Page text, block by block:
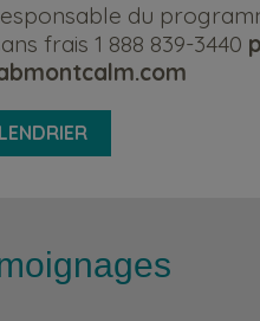
du
frais 1 888 839-3440